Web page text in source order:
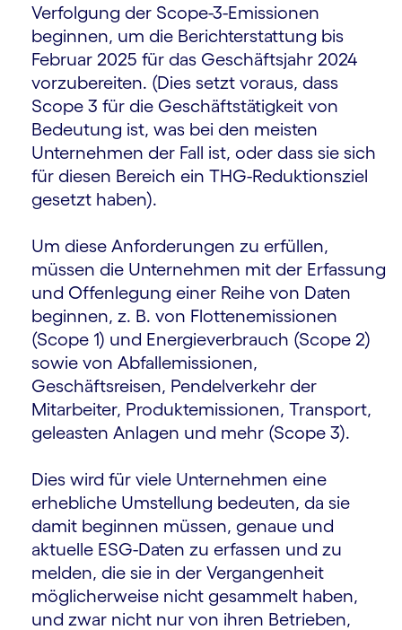
Verfolgung der Scope-3-Emissionen
beginnen, um die Berichterstattung bis
Februar 2025 für das Geschäftsjahr 2024
vorzubereiten. (Dies setzt voraus, dass
Scope 3 für die Geschäftstätigkeit von
Bedeutung ist, was bei den meisten
Unternehmen der Fall ist, oder dass sie sich
für diesen Bereich ein THG-Reduktionsziel
gesetzt haben).
Um diese Anforderungen zu erfüllen,
müssen die Unternehmen mit der Erfassung
und Offenlegung einer Reihe von Daten
beginnen, z. B. von Flottenemissionen
(Scope 1) und Energieverbrauch (Scope 2)
sowie von Abfallemissionen,
Geschäftsreisen, Pendelverkehr der
Mitarbeiter, Produktemissionen, Transport,
geleasten Anlagen und mehr (Scope 3).
Dies wird für viele Unternehmen eine
erhebliche Umstellung bedeuten, da sie
damit beginnen müssen, genaue und
aktuelle ESG-Daten zu erfassen und zu
melden, die sie in der Vergangenheit
möglicherweise nicht gesammelt haben,
und zwar nicht nur von ihren Betrieben,